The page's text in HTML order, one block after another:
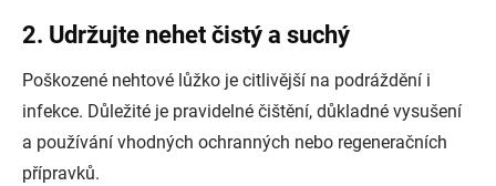
2. Udržujte nehet čistý a suchý
Poškozené nehtové lůžko je citlivější na podráždění i
infekce. Důležité je pravidelné čištění, důkladné vysušení
a používání vhodných ochranných nebo regeneračních
přípravků.